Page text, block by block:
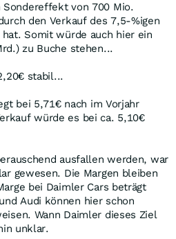
Sondereffekt von 700 Mio.
den Verkauf des 7,5-%igen
Somit würde auch hier ein
zu Buche stehen...
stabil...
bei 5,71€ nach im Vorjahr
würde es bei ca. 5,10€
ausfallen werden, war
gewesen. Die Margen bleiben
bei Daimler Cars beträgt
Audi können hier schon
Wann Daimler dieses Ziel
unklar.